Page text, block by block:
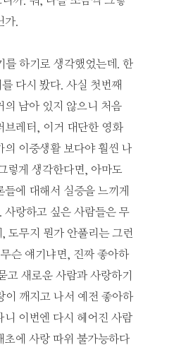
가.
를 하기로 생각했었는데. 한
다시 봤다. 사실 첫번째
의 남아 있지 않으니 처음
브레터, 이거 대단한 영화
의 이중생활 보다야 훨씬 나
렇게 생각한다면, 아마도
에 대해서 실증을 느끼게
사랑하고 싶은 사람들은 무
도무지 뭔가 안풀리는 그런
슨 얘기냐면, 진짜 좋아하
고 새로운 사람과 사랑하기
이 깨지고 나서 예전 좋아하
니 이번엔 다시 헤어진 사람
초에 사랑 따위 불가능하다